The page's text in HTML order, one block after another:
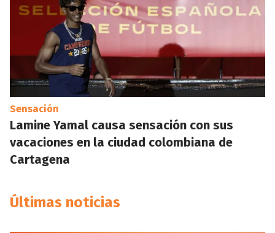
Sensación
Lamine Yamal causa sensación con sus
vacaciones en la ciudad colombiana de
Cartagena
Últimas noticias